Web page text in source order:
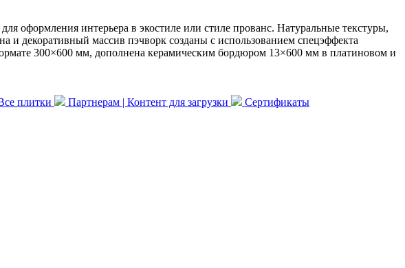
оформления интерьера в экостиле или стиле прованс. Натуральные текстуры,
и декоративный массив пэчворк созданы с использованием спецэффекта
300×600 мм, дополнена керамическим бордюром 13×600 мм в платиновом и
плитки Партнерам | Контент для загрузки Сертификаты